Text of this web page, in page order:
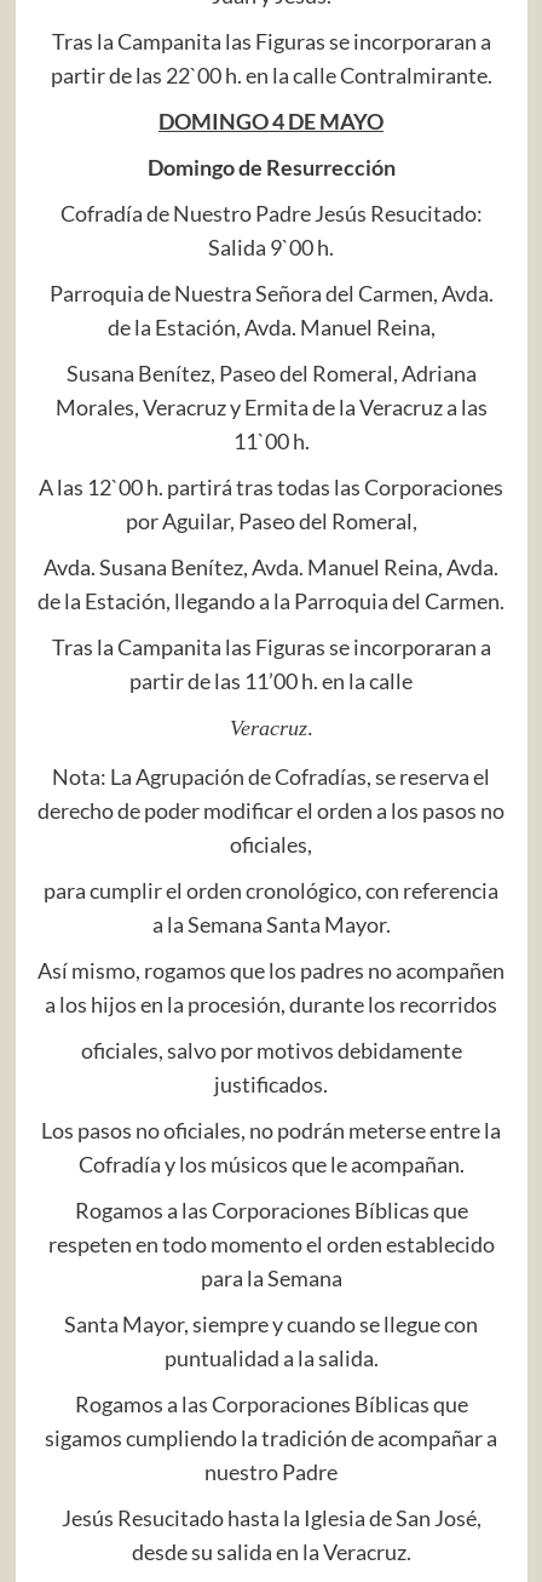
Tras la Campanita las Figuras se incorporaran a
partir de las 22`00 h. en la calle Contralmirante.
DOMINGO 4 DE MAYO
Domingo de Resurrección
Cofradía de Nuestro Padre Jesús Resucitado:
Salida 9`00 h.
Parroquia de Nuestra Señora del Carmen, Avda.
de la Estación, Avda. Manuel Reina,
Susana Benítez, Paseo del Romeral, Adriana
Morales, Veracruz y Ermita de la Veracruz a las
11`00 h.
A las 12`00 h. partirá tras todas las Corporaciones
por Aguilar, Paseo del Romeral,
Avda. Susana Benítez, Avda. Manuel Reina, Avda.
de la Estación, llegando a la Parroquia del Carmen.
Tras la Campanita las Figuras se incorporaran a
partir de las 11’00 h. en la calle
Veracruz.
Nota: La Agrupación de Cofradías, se reserva el
derecho de poder modificar el orden a los pasos no
oficiales,
para cumplir el orden cronológico, con referencia
a la Semana Santa Mayor.
Así mismo, rogamos que los padres no acompañen
a los hijos en la procesión, durante los recorridos
oficiales, salvo por motivos debidamente
justificados.
Los pasos no oficiales, no podrán meterse entre la
Cofradía y los músicos que le acompañan.
Rogamos a las Corporaciones Bíblicas que
respeten en todo momento el orden establecido
para la Semana
Santa Mayor, siempre y cuando se llegue con
puntualidad a la salida.
Rogamos a las Corporaciones Bíblicas que
sigamos cumpliendo la tradición de acompañar a
nuestro Padre
Jesús Resucitado hasta la Iglesia de San José,
desde su salida en la Veracruz.